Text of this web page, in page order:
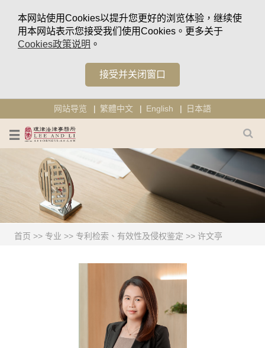
本网站使用Cookies以提升您更好的浏览体验，继续使
用本网站表示您接受我们使用Cookies。更多关于
Cookies政策说明 。
接受并关闭窗口
网站导览 繁體中文 English 日本語
首页 >> 专业 >> 专利检索、有效性及侵权鉴定 >> 许文亭